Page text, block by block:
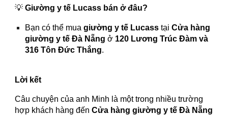
💡Giường y tế Lucass bán ở đâu?
Bạn có thể muagiường y tế Lucass tạiCửa hàng
giường y tế Đà Nẵng ở 120 Lương Trúc Đàm và
316 Tôn Đức Thắng.
Lời kết
Câu chuyện của anh Minh là một trong nhiều trường
hợp khách hàng đếnCửa hàng giường y tế Đà Nẵng